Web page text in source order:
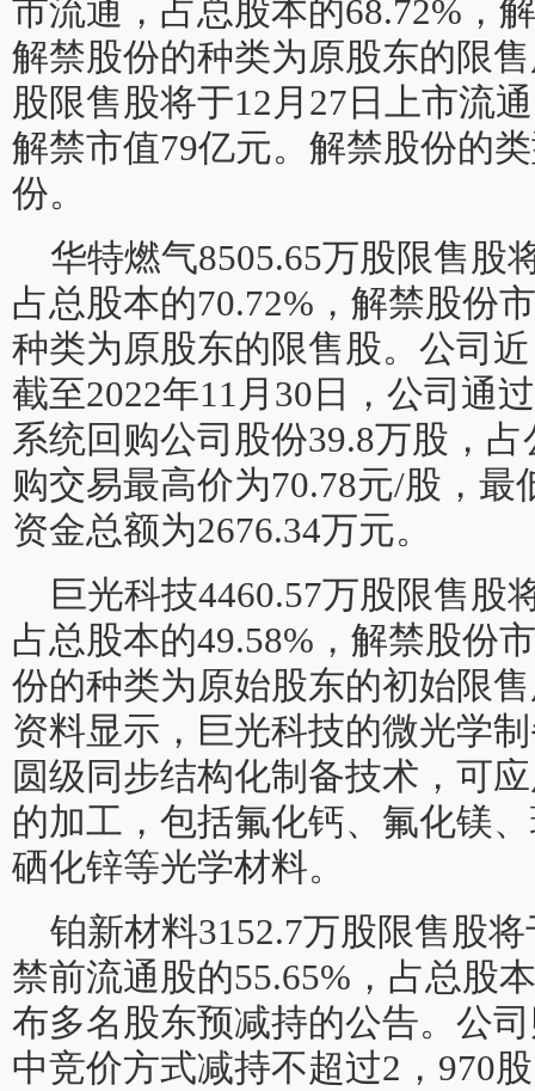
市流通，占总股本的68.72%，
解禁股份的种类为原股东的限
股限售股将于12月27日上市流
解禁市值79亿元。解禁股份的
份。
华特燃气8505.65万股限售股
占总股本的70.72%，解禁股份
种类为原股东的限售股。公司
截至2022年11月30日，公司通
系统回购公司股份39.8万股，
购交易最高价为70.78元/股，最
资金总额为2676.34万元。
巨光科技4460.57万股限售股
占总股本的49.58%，解禁股份
份的种类为原始股东的初始限
资料显示，巨光科技的微光学
圆级同步结构化制备技术，可
的加工，包括氟化钙、氟化镁
硒化锌等光学材料。
铂新材料3152.7万股限售股
禁前流通股的55.65%，占总股
布多名股东预减持的公告。公
中竞价方式减持不超过2，970